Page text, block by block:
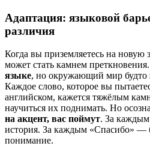
Адаптация: языковой
различия
Когда вы приземляетесь на новую
может стать камнем преткновения.
языке, но окружающий мир будто
Каждое слово, которое вы
английском, кажется тяжёлым
научиться их поднимать. Но
на акцент, вас поймут. За
история. За каждым «Спасибо» —
понимание.